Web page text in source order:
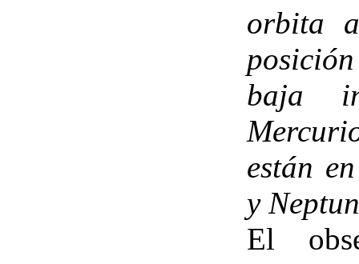
orbita
baja
están
y
El